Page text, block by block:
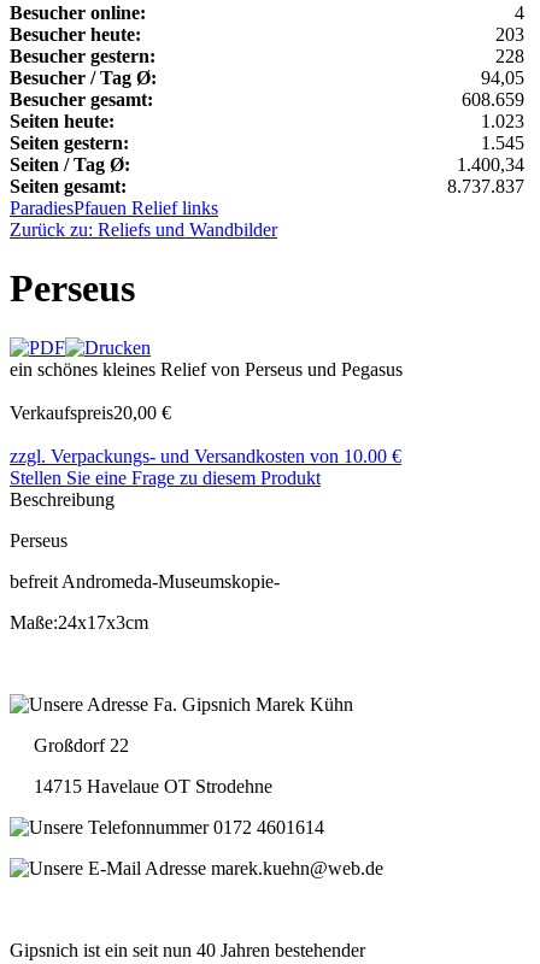
Besucher online:
4
Besucher heute:
203
Besucher gestern:
228
Besucher / Tag Ø:
94,05
Besucher gesamt:
608.659
Seiten heute:
1.023
Seiten gestern:
1.545
Seiten / Tag Ø:
1.400,34
Seiten gesamt:
8.737.837
ParadiesPfauen Relief links
Zurück zu: Reliefs und Wandbilder
Perseus
ein schönes kleines Relief von Perseus und Pegasus
Verkaufspreis20,00 €
zzgl. Verpackungs- und Versandkosten von 10.00 €
Stellen Sie eine Frage zu diesem Produkt
Beschreibung
Perseus
befreit Andromeda-Museumskopie-
Maße:24x17x3cm
Fa. Gipsnich Marek Kühn
Großdorf 22
14715 Havelaue OT Strodehne
0172 4601614
marek.kuehn@web.de
Gipsnich ist ein seit nun 40 Jahren bestehender